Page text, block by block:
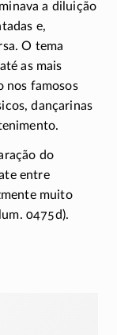
a diluição
e,
O tema
as mais
nos famosos
dançarinas
do
entre
muito
0475d).